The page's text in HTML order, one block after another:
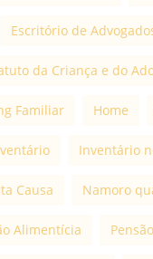
Escritório de
da Criança e do
Familiar Home
Inventário
Causa Namoro
Alimentícia